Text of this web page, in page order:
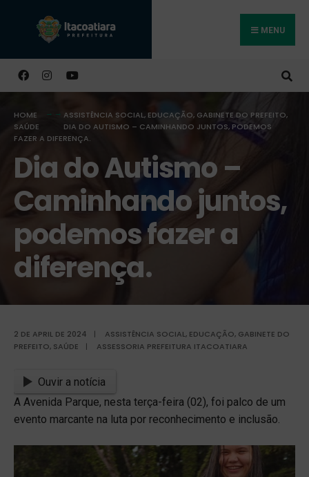
MENU
HOME ASSISTÊNCIA SOCIAL, EDUCAÇÃO, GABINETE DO PREFEITO,
SAÚDE
DIA DO AUTISMO – CAMINHANDO JUNTOS, PODEMOS
FAZER A DIFERENÇA.
Dia do Autismo –
Caminhando juntos,
podemos fazer a
diferença.
2 DE APRIL DE 2024 | ASSISTÊNCIA SOCIAL, EDUCAÇÃO, GABINETE DO
PREFEITO, SAÚDE | ASSESSORIA PREFEITURA ITACOATIARA
Ouvir a notícia
A Avenida Parque, nesta terça-feira (02), foi palco de um
evento marcante na luta por reconhecimento e inclusão.
Buscar